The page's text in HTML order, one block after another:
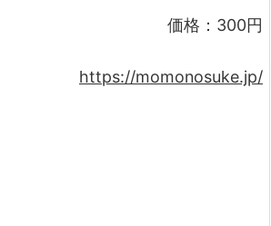
価格：300円
https://momonosuke.jp/